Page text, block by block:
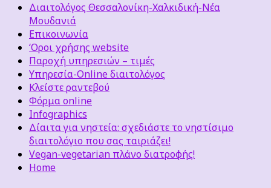
Διαιτολόγος Θεσσαλονίκη-Χαλκιδική-Νέα
Μουδανιά
Επικοινωνία
‘Οροι χρήσης website
Παροχή υπηρεσιών – τιμές
Υπηρεσία-Online διαιτολόγος
Κλείστε ραντεβού
Φόρμα online
Infographics
Δίαιτα για νηστεία: σχεδιάστε το νηστίσιμο
διαιτολόγιο που σας ταιριάζει!
Vegan-vegetarian πλάνο διατροφής!
Home